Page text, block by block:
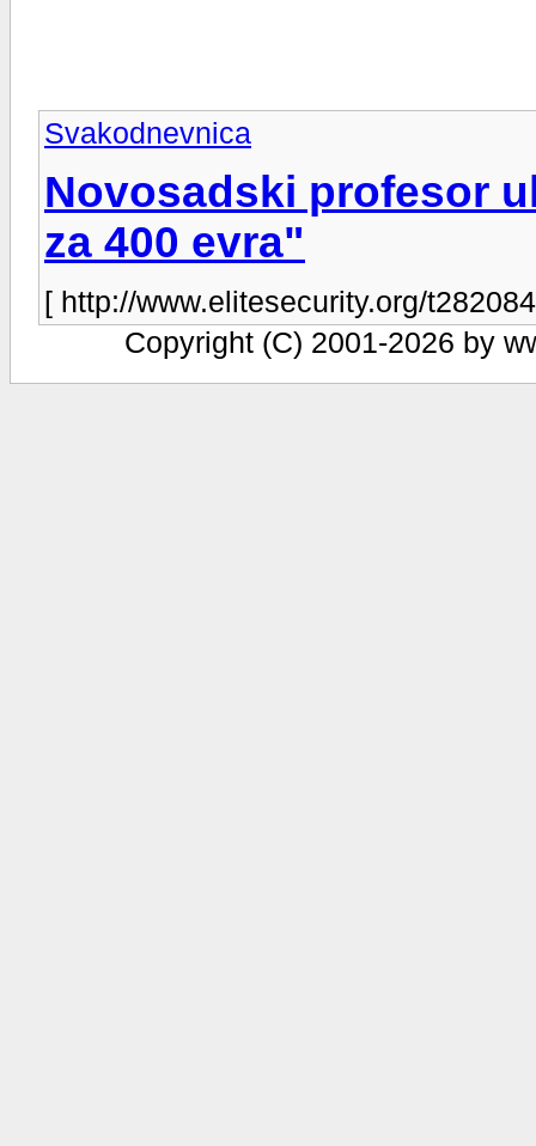
Svakodnevnica
Novosadski profesor
za 400 evra"
[ http://www.elitesecurity.org/
Copyright (C) 2001-2026 by